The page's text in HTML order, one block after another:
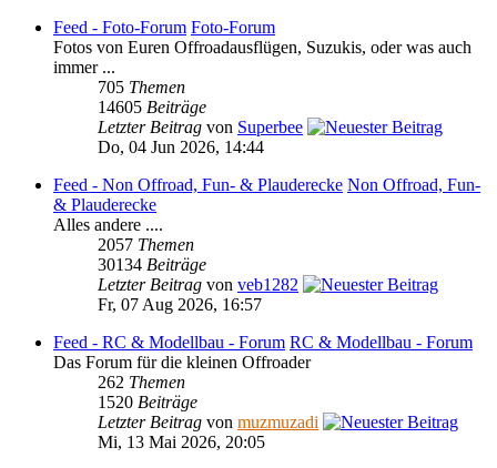
Feed - Foto-Forum Foto-Forum
Fotos von Euren Offroadausflügen, Suzukis, oder was auch
immer ...
705 Themen
14605 Beiträge
Letzter Beitrag von Superbee
Do, 04 Jun 2026, 14:44
Feed - Non Offroad, Fun- & Plauderecke Non Offroad, Fun-
& Plauderecke
Alles andere ....
2057 Themen
30134 Beiträge
Letzter Beitrag von veb1282
Fr, 07 Aug 2026, 16:57
Feed - RC & Modellbau - Forum RC & Modellbau - Forum
Das Forum für die kleinen Offroader
262 Themen
1520 Beiträge
Letzter Beitrag von muzmuzadi
Mi, 13 Mai 2026, 20:05